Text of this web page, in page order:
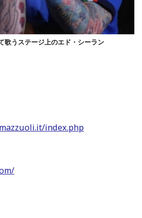
歌うステージ上のエド・シーラン
index.php